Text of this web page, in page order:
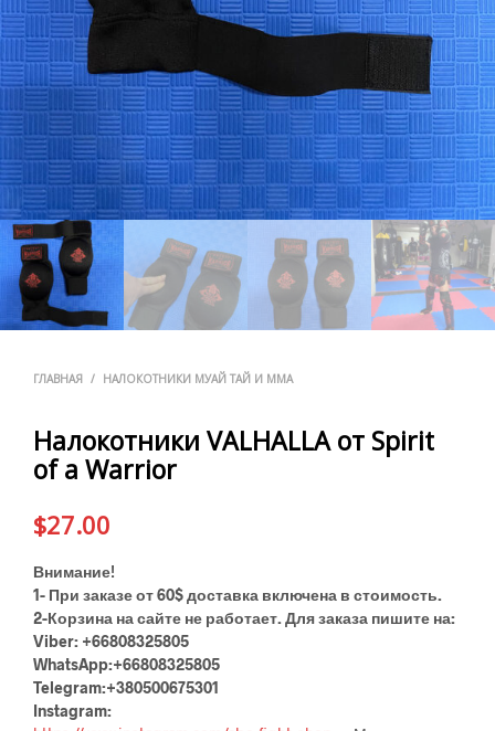
ГЛАВНАЯ / НАЛОКОТНИКИ МУАЙ ТАЙ И ММА
Налокотники VALHALLA от Spirit
of a Warrior
$27.00
Внимание!
1- При заказе от 60$ доставка включена в стоимость.
2-Корзина на сайте не работает. Для заказа пишите на:
Viber: +66808325805
WhatsApp:+66808325805
Telegram:+380500675301
Instagram: